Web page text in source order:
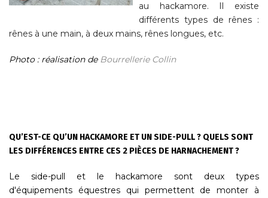
au hackamore. Il existe
différents types de rênes :
rênes à une main, à deux mains, rênes longues, etc.
Photo : réalisation de Bourrellerie Collin
QU’EST-CE QU’UN HACKAMORE ET UN SIDE-PULL ? QUELS SONT
LES DIFFÉRENCES ENTRE CES 2 PIÈCES DE HARNACHEMENT ?
Le side-pull et le hackamore sont deux types
d'équipements équestres qui permettent de monter à